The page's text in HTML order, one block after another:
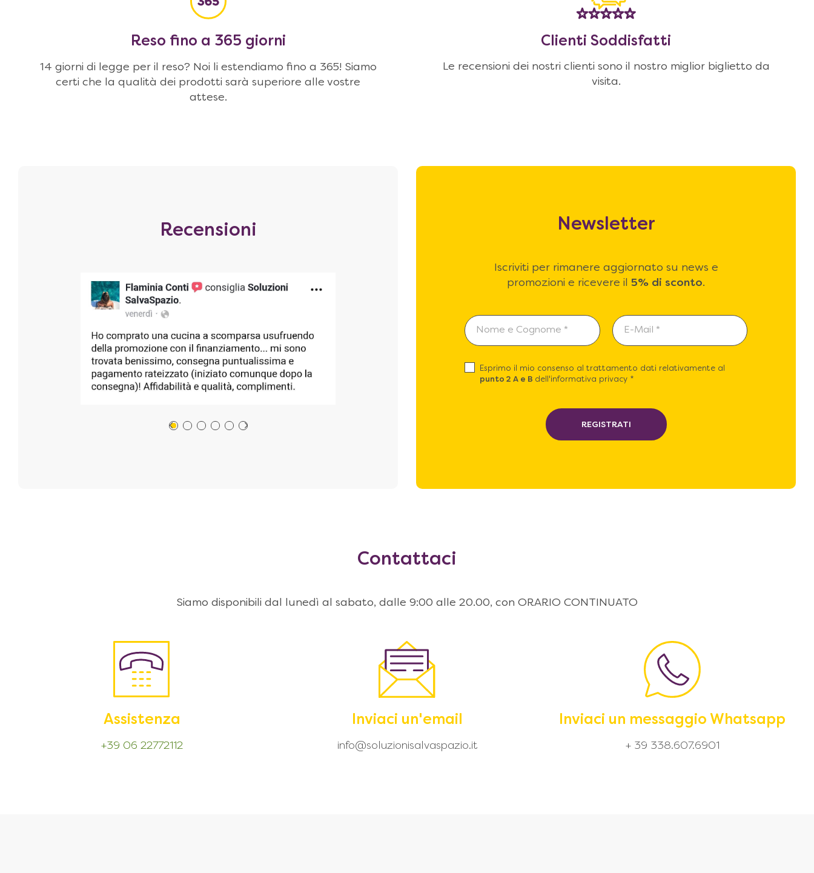
Reso fino a 365 giorni
14 giorni di legge per il reso? Noi li estendiamo fino a 365! Siamo
certi che la qualità dei prodotti sarà superiore alle vostre
attese.
Clienti Soddisfatti
Le recensioni dei nostri clienti sono il nostro miglior biglietto da
visita.
Recensioni Newsletter
Iscriviti per rimanere aggiornato su news e
promozioni e ricevere il 5% di sconto.
Esprimo il mio consenso al trattamento dati relativamente al
punto 2 A e B dell'informativa privacy *
REGISTRATI
Contattaci
Siamo disponibili dal lunedì al sabato, dalle 9:00 alle 20.00, con ORARIO CONTINUATO
Assistenza
+39 06 22772112
Inviaci un'email
info@soluzionisalvaspazio.it
Inviaci un messaggio Whatsapp
+ 39 338.607.6901